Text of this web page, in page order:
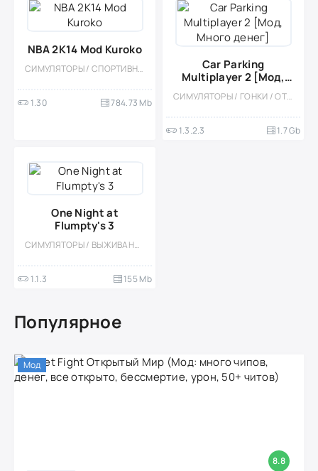
NBA 2K14 Mod Kuroko
СИМУЛЯТОРЫ / СПОРТИВНЫЕ / ОДНОПОЛЬЗОВАТЕЛЬСКИЕ / МОД / ВСТРОЕННЫЙ КЕШ / АНИМЕ
1.30 784.73 Mb
Car Parking
Multiplayer 2 [Мод,
Много денег]
СИМУЛЯТОРЫ / ГОНКИ / ОТКРЫТЫЙ МИР / КАЗУАЛЬНЫЕ / СТИЛИЗАЦИЯ / 3D / ВСТРОЕННЫЙ КЕШ / БОЛЬШАЯ / МОД / ФИЗИКА
1.3.2.3 1.7 Gb
One Night at
Flumpty's 3
СИМУЛЯТОРЫ / ВЫЖИВАНИЕ / ХОРРОР НА ВЫЖИВАНИЕ / ОДНОПОЛЬЗОВАТЕЛЬСКИЕ / ОФЛАЙН / ПЛАТНАЯ / СТИЛИЗАЦИЯ / ХОРРОР / КВЕСТЫ / 3D
1.1.3 155 Mb
Популярное
8.8
Мод